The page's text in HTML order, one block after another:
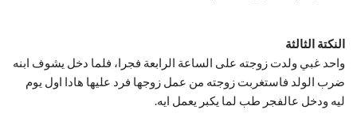
النكتة الثالثة
واحد غبي ولدت زوجته على الساعة الرابعة فجرا، فلما دخل يشوف ابنه
ضرب الولد فاستغربت زوجته من عمل زوجها فرد عليها هادا اول يوم
ليه ودخل عالفجر طب لما يكبر يعمل ايه.